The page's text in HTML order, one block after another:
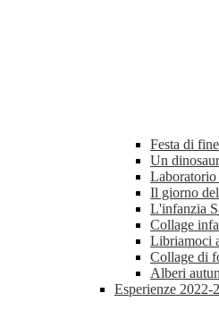
Festa di
Un
Laboratorio
Il giorno
L'infanzia
Collage
Libriamoci
Collage di
Alberi
Esperienze 2022-